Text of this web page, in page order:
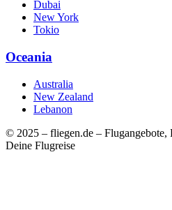
Dubai
New York
Tokio
Oceania
Australia
New Zealand
Lebanon
© 2025 – fliegen.de –
Deine Flugreise